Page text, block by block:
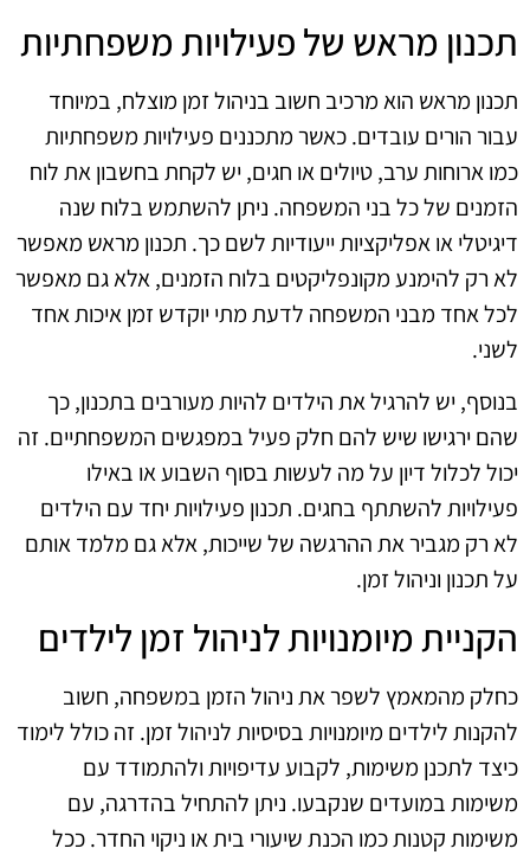
תכנון מראש של פעילויות משפחתיות
תכנון מראש הוא מרכיב חשוב בניהול זמן מוצלח, במיוחד
עבור הורים עובדים. כאשר מתכננים פעילויות משפחתיות
כמו ארוחות ערב, טיולים או חגים, יש לקחת בחשבון את לוח
הזמנים של כל בני המשפחה. ניתן להשתמש בלוח שנה
דיגיטלי או אפליקציות ייעודיות לשם כך. תכנון מראש מאפשר
לא רק להימנע מקונפליקטים בלוח הזמנים, אלא גם מאפשר
לכל אחד מבני המשפחה לדעת מתי יוקדש זמן איכות אחד
לשני.
בנוסף, יש להרגיל את הילדים להיות מעורבים בתכנון, כך
שהם ירגישו שיש להם חלק פעיל במפגשים המשפחתיים. זה
יכול לכלול דיון על מה לעשות בסוף השבוע או באילו
פעילויות להשתתף בחגים. תכנון פעילויות יחד עם הילדים
לא רק מגביר את ההרגשה של שייכות, אלא גם מלמד אותם
על תכנון וניהול זמן.
הקניית מיומנויות לניהול זמן לילדים
כחלק מהמאמץ לשפר את ניהול הזמן במשפחה, חשוב
להקנות לילדים מיומנויות בסיסיות לניהול זמן. זה כולל לימוד
כיצד לתכנן משימות, לקבוע עדיפויות ולהתמודד עם
משימות במועדים שנקבעו. ניתן להתחיל בהדרגה, עם
משימות קטנות כמו הכנת שיעורי בית או ניקוי החדר. ככל